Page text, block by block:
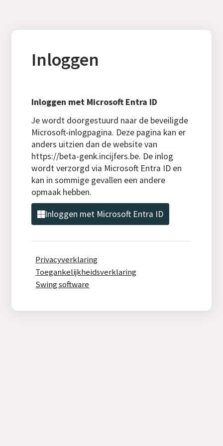
Inloggen
Inloggen met Microsoft Entra ID
Je wordt doorgestuurd naar de beveiligde
Microsoft-inlogpagina. Deze pagina kan er
anders uitzien dan de website van
https://beta-genk.incijfers.be. De inlog
wordt verzorgd via Microsoft Entra ID en
kan in sommige gevallen een andere
opmaak hebben.
Inloggen met Microsoft Entra ID
Privacyverklaring
Toegankelijkheidsverklaring
Swing software